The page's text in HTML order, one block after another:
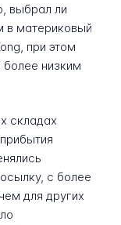
выбрал ли
в материковый
при этом
низким
складах
с более
для других